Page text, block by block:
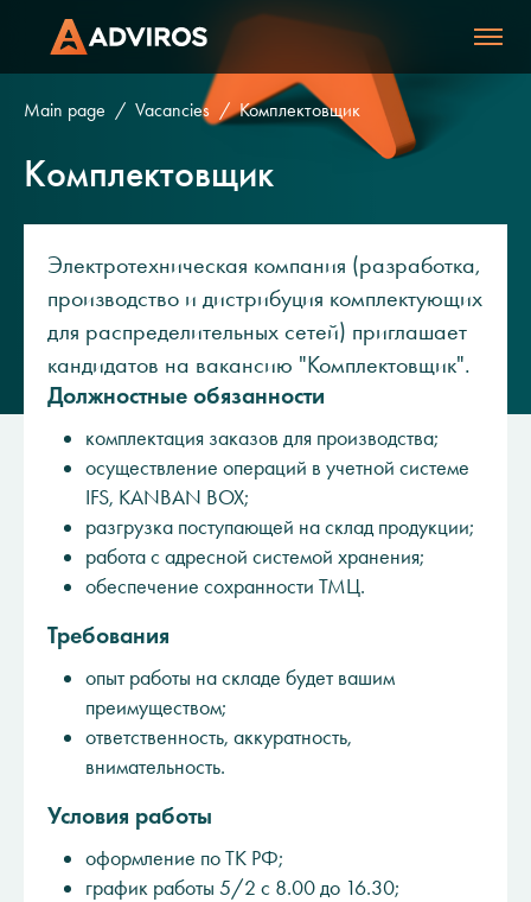
Main page Vacancies Комплектовщик
Комплектовщик
Электротехническая компания (разработка,
производство и дистрибуция комплектующих
для распределительных сетей) приглашает
кандидатов на вакансию "Комплектовщик".
Должностные обязанности
комплектация заказов для производства;
осуществление операций в учетной системе
IFS, KANBAN BOX;
разгрузка поступающей на склад продукции;
работа с адресной системой хранения;
обеспечение сохранности ТМЦ.
Требования
опыт работы на складе будет вашим
преимуществом;
ответственность, аккуратность,
внимательность.
Условия работы
оформление по ТК РФ;
график работы 5/2 с 8.00 до 16.30;